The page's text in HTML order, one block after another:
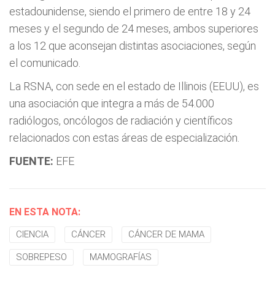
estadounidense, siendo el primero de entre 18 y 24
meses y el segundo de 24 meses, ambos superiores
a los 12 que aconsejan distintas asociaciones, según
el comunicado.
La RSNA, con sede en el estado de Illinois (EEUU), es
una asociación que integra a más de 54.000
radiólogos, oncólogos de radiación y científicos
relacionados con estas áreas de especialización.
FUENTE: EFE
EN ESTA NOTA:
CIENCIA CÁNCER CÁNCER DE MAMA
SOBREPESO MAMOGRAFÍAS